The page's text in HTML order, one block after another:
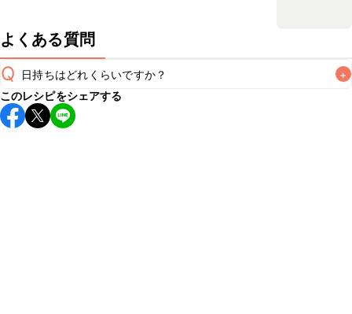
よくある質問
Q 日持ちはどれくらいですか？ +
保存期間は冷蔵で翌日中が目安です。なるべくお早めにお召
し上がりください。
このレシピをシェアする